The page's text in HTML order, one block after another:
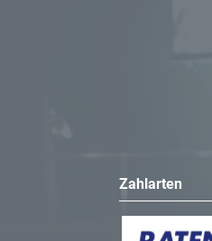
Zahlarten